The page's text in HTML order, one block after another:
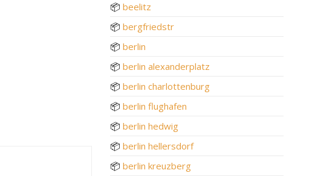
📦 beelitz
📦 bergfriedstr
📦 berlin
📦 berlin alexanderplatz
📦 berlin charlottenburg
📦 berlin flughafen
📦 berlin hedwig
📦 berlin hellersdorf
📦 berlin kreuzberg